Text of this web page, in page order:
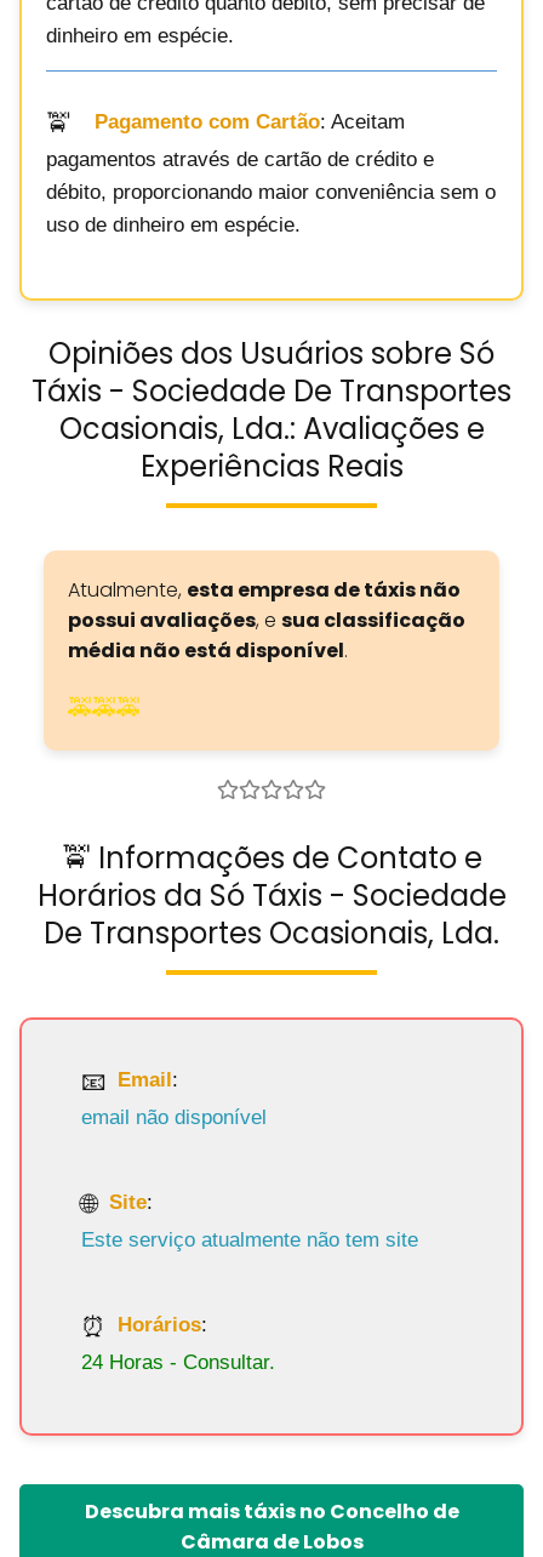
dinheiro em espécie.
Pagamento com Cartão: Aceitam
pagamentos através de cartão de crédito e
débito, proporcionando maior conveniência sem o
uso de dinheiro em espécie.
Opiniões dos Usuários sobre Só
Táxis - Sociedade De Transportes
Ocasionais, Lda.: Avaliações e
Experiências Reais
Atualmente, esta empresa de táxis não
possui avaliações, e sua classificação
média não está disponível.
🚕🚕🚕
🚖 Informações de Contato e
Horários da Só Táxis - Sociedade
De Transportes Ocasionais, Lda.
Email:
email não disponível
Site:
Este serviço atualmente não tem site
Horários:
24 Horas - Consultar.
Descubra mais táxis no Concelho de
Câmara de Lobos